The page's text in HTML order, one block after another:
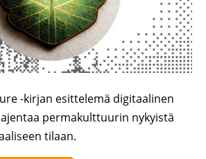
-kirjan esittelemä digitaalinen
permakulttuurin nykyistä
tilaan.